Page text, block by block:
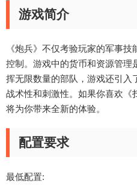
游戏简介
《炮兵》不仅考验玩家的军事
控制。游戏中的货币和资源管理
挥无限数量的部队，游戏还引
战术性和刺激性。如果你喜欢《
将为你带来全新的体验。
配置要求
最低配置: